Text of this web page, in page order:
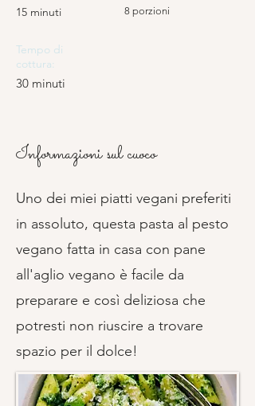
15 minuti
8 porzioni
Tempo di
cottura:
30 minuti
Informazioni sul cuoco
Uno dei miei piatti vegani preferiti
in assoluto, questa pasta al pesto
vegano fatta in casa con pane
all'aglio vegano è facile da
preparare e così deliziosa che
potresti non riuscire a trovare
spazio per il dolce!